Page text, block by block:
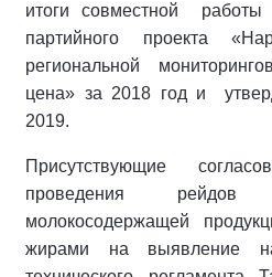
итоги совместной работы
партийного проекта
региональной
цена» за 2018 год и
2019.
Присутствующие
проведения
молокосодержащей
жирами на выявление